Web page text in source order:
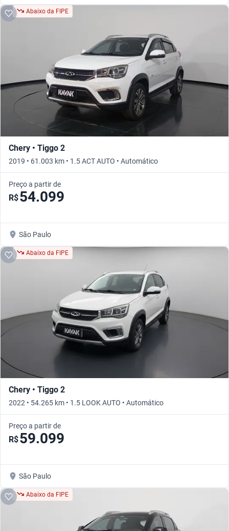
Abaixo da FIPE
Chery • Tiggo 2
2019 • 61.003 km • 1.5 ACT AUTO • Automático
Preço a partir de
R$54.099
São Paulo
Abaixo da FIPE
Chery • Tiggo 2
2022 • 54.265 km • 1.5 LOOK AUTO • Automático
Preço a partir de
R$59.099
São Paulo
Abaixo da FIPE